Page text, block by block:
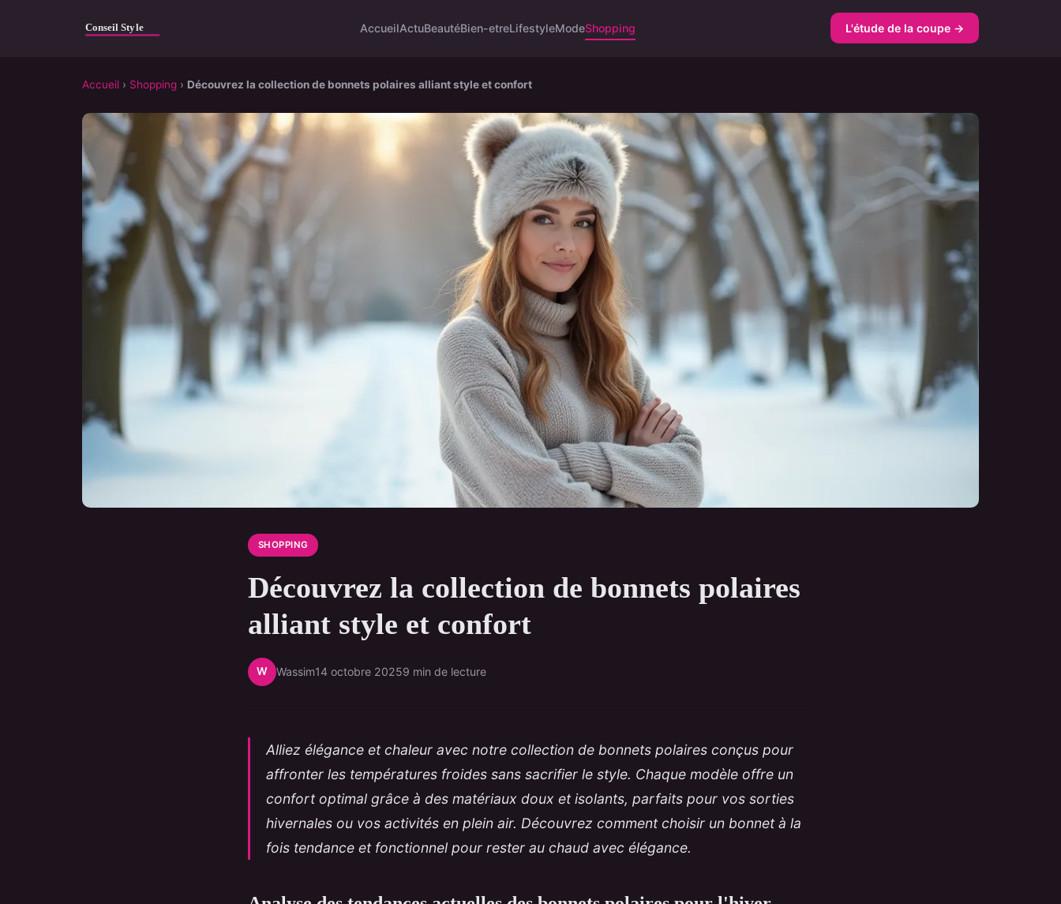
AccueilActuBeautéBien-etreLifestyleModeShopping L'étude de la coupe →
Accueil › Shopping › Découvrez la collection de bonnets polaires alliant style et confort
SHOPPING
Découvrez la collection de bonnets polaires
alliant style et confort
W Wassim14 octobre 20259 min de lecture
Alliez élégance et chaleur avec notre collection de bonnets polaires conçus pour
affronter les températures froides sans sacrifier le style. Chaque modèle offre un
confort optimal grâce à des matériaux doux et isolants, parfaits pour vos sorties
hivernales ou vos activités en plein air. Découvrez comment choisir un bonnet à la
fois tendance et fonctionnel pour rester au chaud avec élégance.